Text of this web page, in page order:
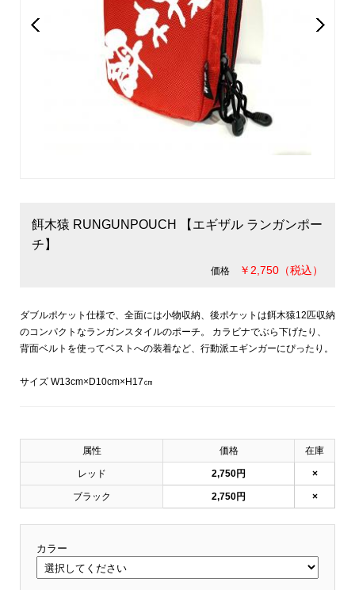
餌木猿 RUNGUNPOUCH 【エギザル ランガンポー
チ】
価格 ￥2,750（税込）
ダブルポケット仕様で、全面には小物収納、後ポケットは餌木猿12匹収納
のコンパクトなランガンスタイルのポーチ。 カラビナでぶら下げたり、
背面ベルトを使ってベストへの装着など、行動派エギンガーにぴったり。
サイズ W13cm×D10cm×H17㎝
属性 価格 在庫
レッド 2,750円 ×
ブラック 2,750円 ×
カラー